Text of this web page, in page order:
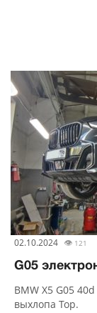
02.10.2024 👁 121
G05
BMW X5 G05
выхлопа Тор.